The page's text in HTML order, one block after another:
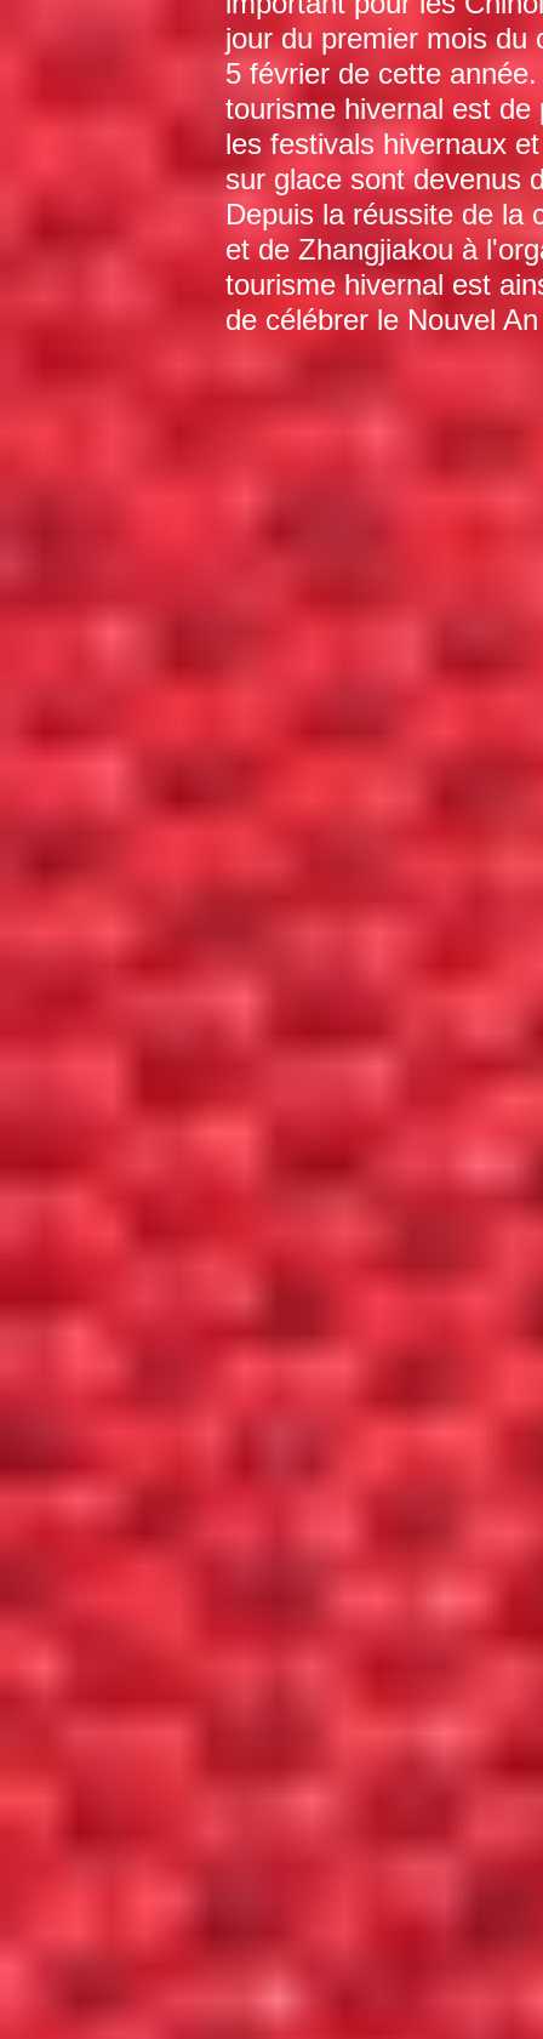
jour du premier mois du
5 février de cette
tourisme hivernal est
les festivals hivernaux
sur glace sont devenus
Depuis la réussite de la
et de Zhangjiakou à
tourisme hivernal est
de célébrer le Nouvel